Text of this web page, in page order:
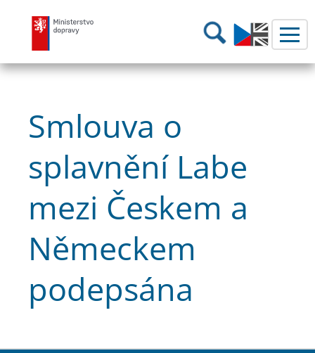
Ministerstvo dopravy Hledání
Smlouva o
splavnění Labe
mezi Českem a
Německem
podepsána